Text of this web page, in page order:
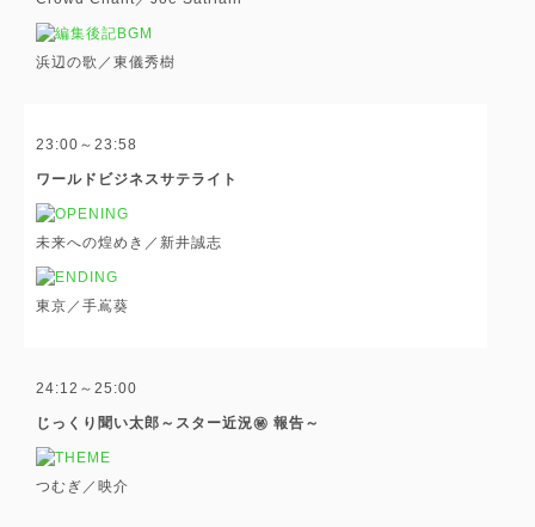
浜辺の歌／東儀秀樹
23:00～23:58
ワールドビジネスサテライト
未来への煌めき／新井誠志
東京／手嶌葵
24:12～25:00
じっくり聞い太郎～スター近況㊙ 報告～
つむぎ／映介